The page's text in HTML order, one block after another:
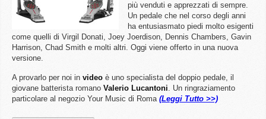
più venduti e apprezzati di sempre.
Un pedale che nel corso degli anni
ha entusiasmato piedi molto esigenti
come quelli di Virgil Donati, Joey Joerdison, Dennis Chambers, Gavin
Harrison, Chad Smith e molti altri. Oggi viene offerto in una nuova
versione.
A provarlo per noi in video è uno specialista del doppio pedale, il
giovane batterista romano Valerio Lucantoni. Un ringraziamento
particolare al negozio Your Music di Roma (Leggi Tutto >>)